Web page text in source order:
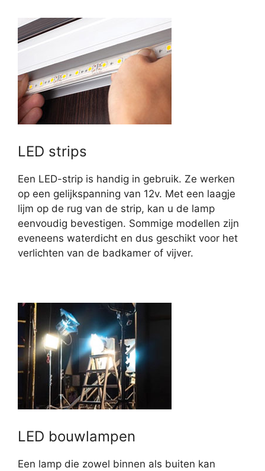
LED strips
Een LED-strip is handig in gebruik. Ze werken
op een gelijkspanning van 12v. Met een laagje
lijm op de rug van de strip, kan u de lamp
eenvoudig bevestigen. Sommige modellen zijn
eveneens waterdicht en dus geschikt voor het
verlichten van de badkamer of vijver.
LED bouwlampen
Een lamp die zowel binnen als buiten kan